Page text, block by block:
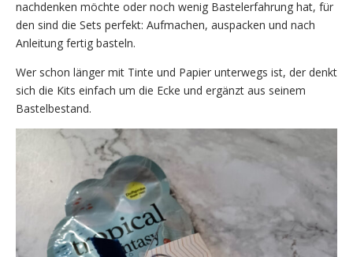
nachdenken möchte oder noch wenig Bastelerfahrung hat, für
den sind die Sets perfekt: Aufmachen, auspacken und nach
Anleitung fertig basteln.
Wer schon länger mit Tinte und Papier unterwegs ist, der denkt
sich die Kits einfach um die Ecke und ergänzt aus seinem
Bastelbestand.